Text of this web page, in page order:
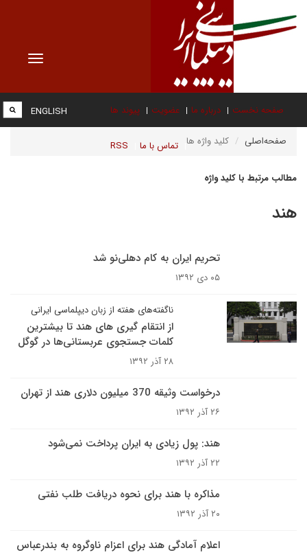
Toggle
صفحه نخست درباره ما عضویت پیوند ها
تماس با ما RSS
ENGLISH
صفحه‌اصلی کلید واژه ها
مطالب مرتبط با کلید واژه
هند
تحریم ایران به کام دهلی‌نو شد
۰۵ دی ۱۳۹۲
ناگفته‌های هفته از زبان دیپلماسی ایرانی
از انتقام گیری های هند تا بیشترین
کلمات جستجوی عربستانی‌ها در گوگل
۲۸ آذر ۱۳۹۲
درخواست وثیقه 370 میلیون دلاری هند از تهران
۲۶ آذر ۱۳۹۲
هند: پول زیادی به ایران پرداخت نمی‌شود
۲۲ آذر ۱۳۹۲
مذاکره با هند برای نحوه دریافت طلب نفتی
۲۰ آذر ۱۳۹۲
اعلام آمادگی هند برای اعزام ناوگروه به بندرعباس